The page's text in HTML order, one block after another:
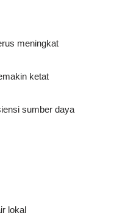
meningkat
ketat
sumber daya
lokal